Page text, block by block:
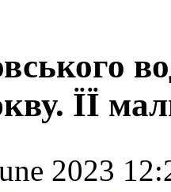
ЇЇ
2023